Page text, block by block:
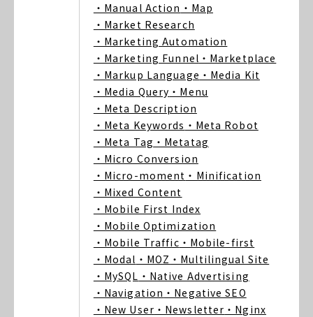
・Manual Action ・Map
・Market Research
・Marketing Automation
・Marketing Funnel ・Marketplace
・Markup Language ・Media Kit
・Media Query ・Menu
・Meta Description
・Meta Keywords ・Meta Robot
・Meta Tag ・Metatag
・Micro Conversion
・Micro-moment ・Minification
・Mixed Content
・Mobile First Index
・Mobile Optimization
・Mobile Traffic ・Mobile-first
・Modal ・MOZ ・Multilingual Site
・MySQL ・Native Advertising
・Navigation ・Negative SEO
・New User ・Newsletter ・Nginx